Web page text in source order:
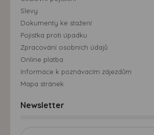
Slevy
Dokumenty ke stažení
Pojistka proti úpadku
Zpracování osobních údajů
Online platba
Informace k poznávacím zájezdům
Mapa stránek
Newsletter